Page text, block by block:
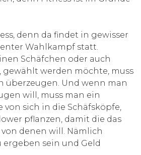
denn da findet in gewisser
Wahlkampf statt.
Schäfchen oder auch
werden möchte, muss
überzeugen. Und wenn man
will, muss man ein
von sich in die Schäfsköpfe,
pflanzen, damit die das
denen will. Nämlich
sein und Geld